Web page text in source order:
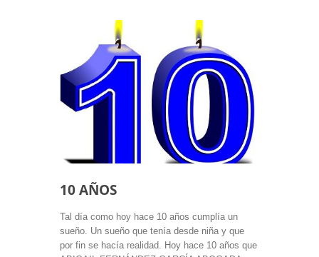
10 AÑOS
Tal día como hoy hace 10 años cumplía un
sueño. Un sueño que tenía desde niña y que
por fin se hacía realidad. Hoy hace 10 años que